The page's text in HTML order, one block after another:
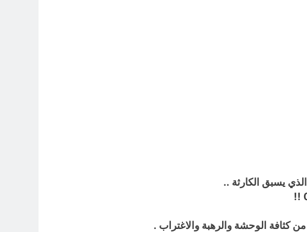
يسبق الكارثة ..
كثافة الوحشة والرهبة والاغتراب .